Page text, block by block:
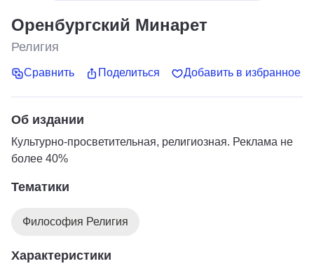
Оренбургский Минарет
Религия
Сравнить Поделиться Добавить в избранное
Об издании
Культурно-просветительная, религиозная. Реклама не
более 40%
Тематики
Философия Религия
Характеристики